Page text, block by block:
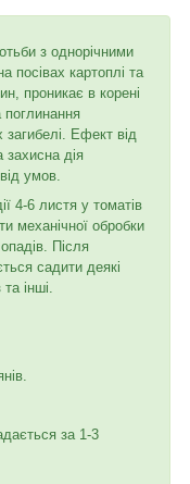
з однорічними
посівах картоплі та
проникає в корені
поглинання
загибелі. Ефект від
захисна дія
умов.
4-6 листя у томатів
механічної обробки
Після
садити деякі
інші.
за 1-3